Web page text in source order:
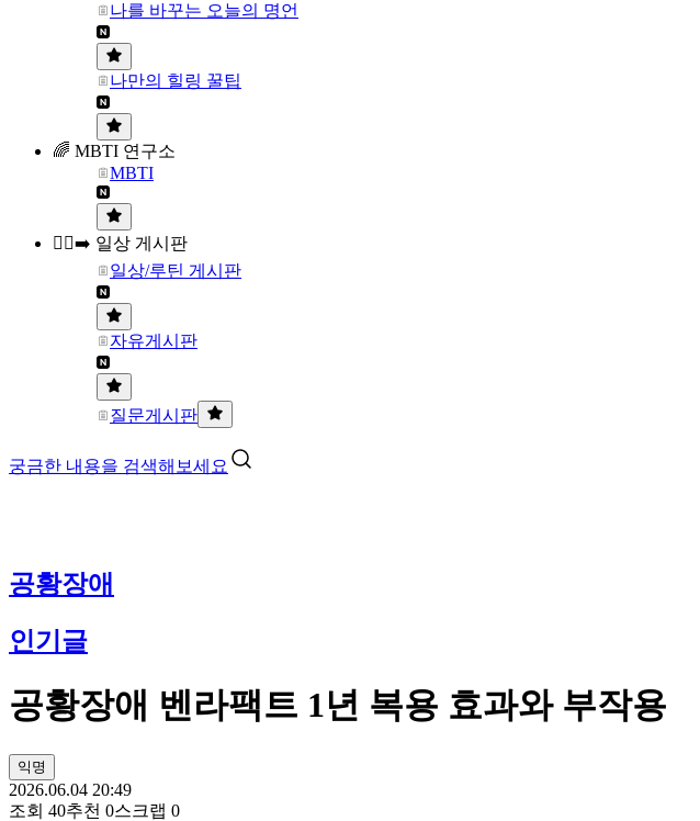
나를 바꾸는 오늘의 명언
나만의 힐링 꿀팁
🌈 MBTI 연구소
MBTI
🏃‍♀️‍➡️ 일상 게시판
일상/루틴 게시판
자유게시판
질문게시판
궁금한 내용을 검색해보세요
공황장애
인기글
공황장애 벤라팩트 1년 복용 효과와 부작용
익명
2026.06.04 20:49
조회 40추천 0스크랩 0